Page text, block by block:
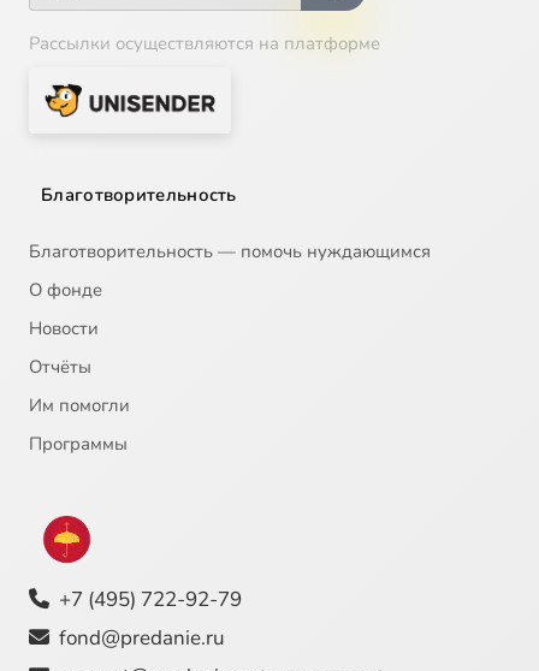
Рассылки осуществляются на платформе
Благотворительность
Благотворительность — помочь нуждающимся
О фонде
Новости
Отчёты
Им помогли
Программы
+7 (495) 722-92-79
fond@predanie.ru